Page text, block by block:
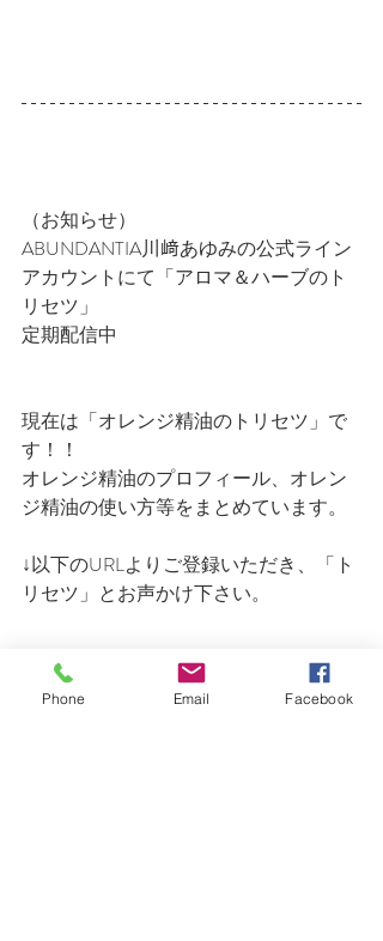
（お知らせ）
ABUNDANTIA川﨑あゆみの公式ライン
アカウントにて「アロマ＆ハーブのト
リセツ」
定期配信中
現在は「オレンジ精油のトリセツ」で
す！！
オレンジ精油のプロフィール、オレン
ジ精油の使い方等をまとめています。
↓以下のURLよりご登録いただき、「ト
リセツ」とお声かけ下さい。
Phone Email Facebook